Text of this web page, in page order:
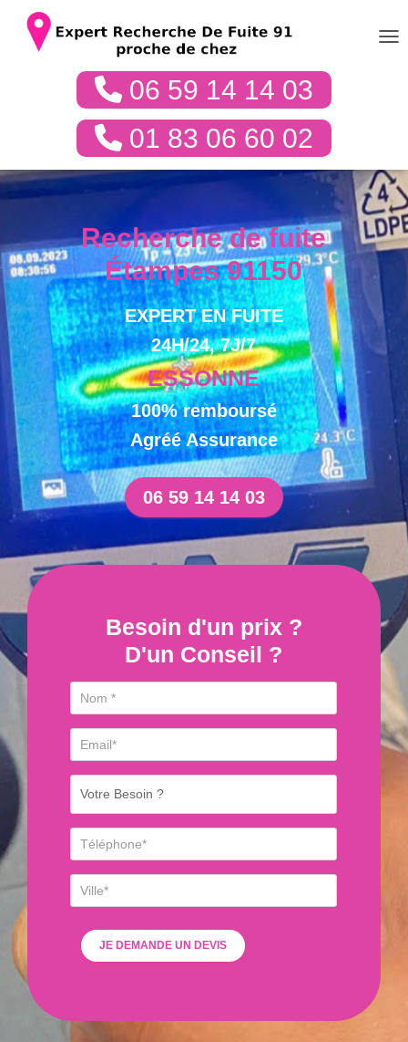
06 59 14 14 03
01 83 06 60 02
Recherche de fuite
Étampes 91150
EXPERT EN FUITE
24H/24, 7J/7
ESSONNE
100% remboursé
Agréé Assurance
06 59 14 14 03
Besoin d'un prix ?
D'un Conseil ?